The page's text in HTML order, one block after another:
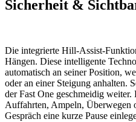
Sicherheit &
Die integrierte Hill-Assist-
Hängen. Diese intelligente
automatisch an seiner Position,
oder an einer Steigung anhalten.
der Fast One geschmeidig
Auffahrten, Ampeln, Überwegen
Gespräch eine kurze Pause